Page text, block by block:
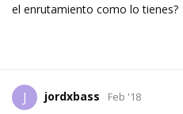
el enrutamiento como lo tienes?
J jordxbass Feb '18